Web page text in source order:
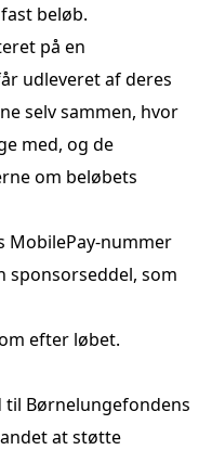
beløb.
på en
udleveret af deres
selv sammen, hvor
med, og de
om beløbets
MobilePay-nummer
sponsorseddel, som
efter løbet.
Børnelungefondens
at støtte